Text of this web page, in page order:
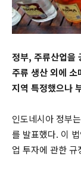
정부, 주류산업을
주류 생산 외에 소
지역 특정했으나
인도네시아 정부
를 발표했다. 이
업 투자에 관한 규